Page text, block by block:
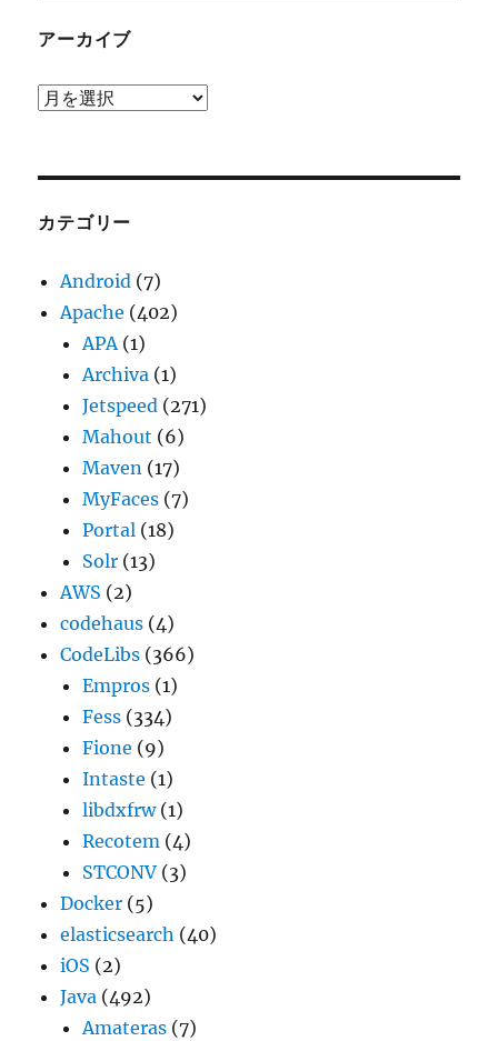
アーカイブ
ア
ブ
カテゴリー
Android (7)
Apache (402)
APA(1)
Archiva (1)
Jetspeed (271)
Mahout (6)
Maven (17)
MyFaces (7)
Portal (18)
Solr (13)
AWS (2)
codehaus (4)
CodeLibs (366)
Empros (1)
Fess (334)
Fione (9)
Intaste (1)
libdxfrw(1)
Recotem (4)
STCONV (3)
Docker (5)
elasticsearch (40)
iOS (2)
Java (492)
Amateras (7)